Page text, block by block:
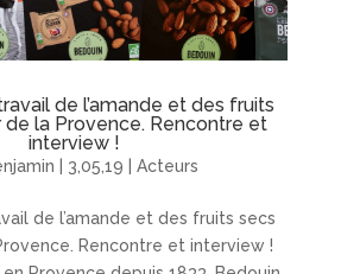
de l’amande et des fruits
la Provence. Rencontre et
interview !
3,05,19 Acteurs
de l’amande et des fruits secs
Rencontre et interview !